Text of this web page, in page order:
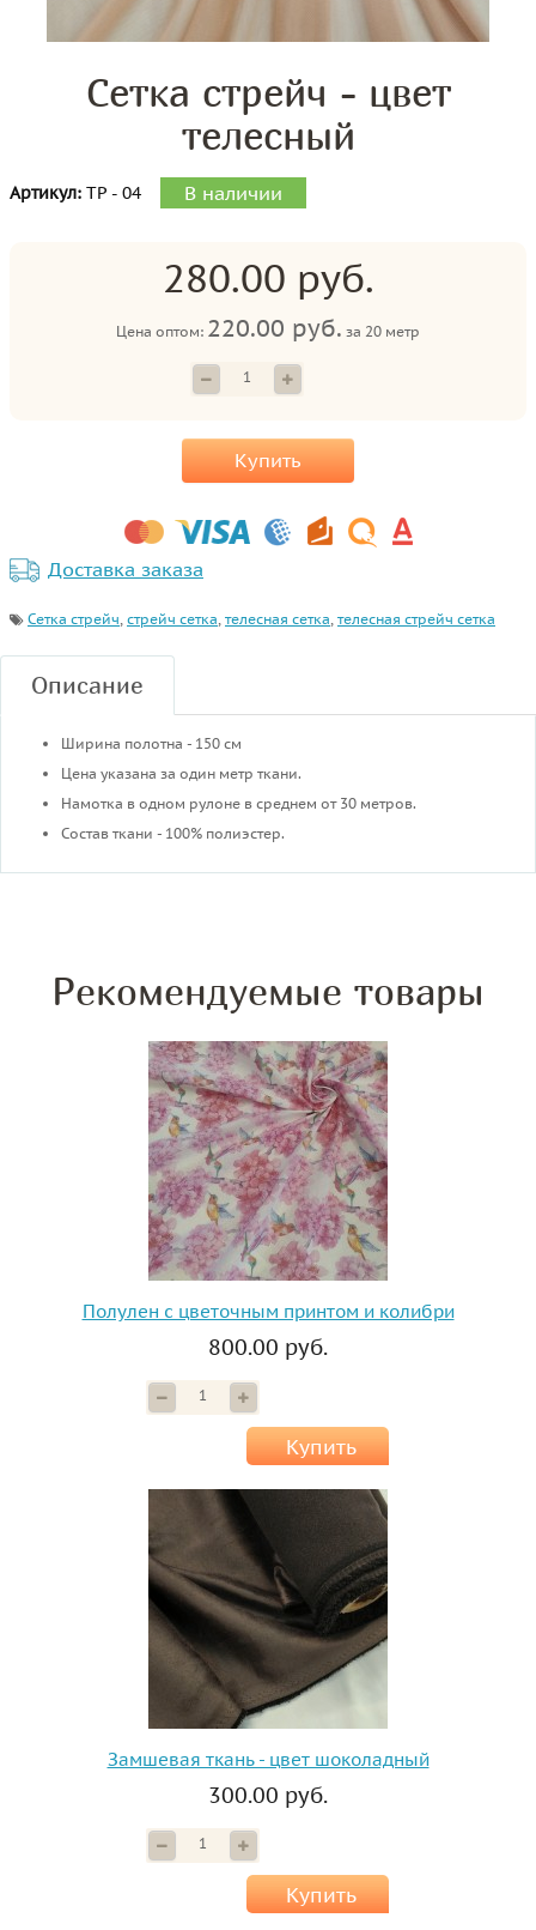
Сетка стрейч - цвет
телесный
Артикул: ТР - 04 В наличии
280.00 руб.
Цена оптом: 220.00 руб. за 20 метр
Купить
Доставка заказа
Сетка стрейч, стрейч сетка, телесная сетка, телесная стрейч сетка
Описание
Ширина полотна - 150 см
Цена указана за один метр ткани.
Намотка в одном рулоне в среднем от 30 метров.
Состав ткани - 100% полиэстер.
Рекомендуемые товары
Полулен с цветочным принтом и колибри
800.00 руб.
Купить
Замшевая ткань - цвет шоколадный
300.00 руб.
Купить